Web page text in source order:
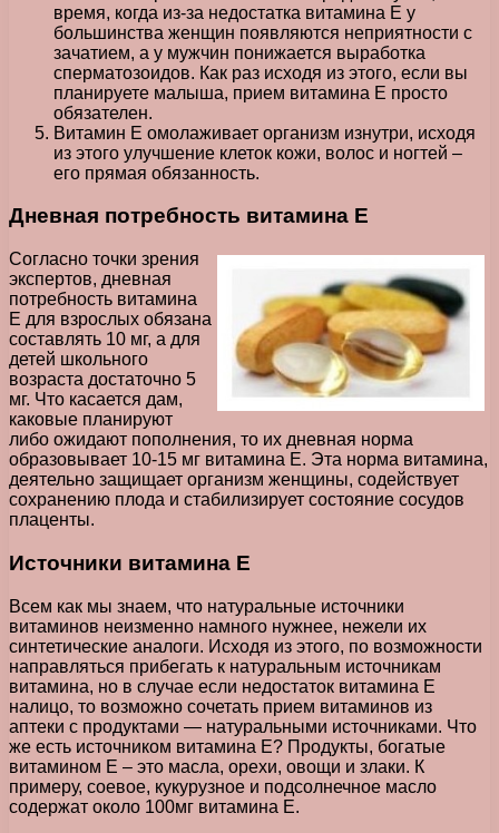
время, когда из-за недостатка витамина Е у
большинства женщин появляются неприятности с
зачатием, а у мужчин понижается выработка
сперматозоидов. Как раз исходя из этого, если вы
планируете малыша, прием витамина Е просто
обязателен.
Витамин Е омолаживает организм изнутри, исходя
из этого улучшение клеток кожи, волос и ногтей –
его прямая обязанность.
Дневная потребность витамина Е
Согласно точки зрения
экспертов, дневная
потребность витамина
Е для взрослых обязана
составлять 10 мг, а для
детей школьного
возраста достаточно 5
мг. Что касается дам,
каковые планируют
либо ожидают пополнения, то их дневная норма
образовывает 10-15 мг витамина Е. Эта норма витамина,
деятельно защищает организм женщины, содействует
сохранению плода и стабилизирует состояние сосудов
плаценты.
Источники витамина Е
Всем как мы знаем, что натуральные источники
витаминов неизменно намного нужнее, нежели их
синтетические аналоги. Исходя из этого, по возможности
направляться прибегать к натуральным источникам
витамина, но в случае если недостаток витамина Е
налицо, то возможно сочетать прием витаминов из
аптеки с продуктами — натуральными источниками. Что
же есть источником витамина Е? Продукты, богатые
витамином Е – это масла, орехи, овощи и злаки. К
примеру, соевое, кукурузное и подсолнечное масло
содержат около 100мг витамина Е.